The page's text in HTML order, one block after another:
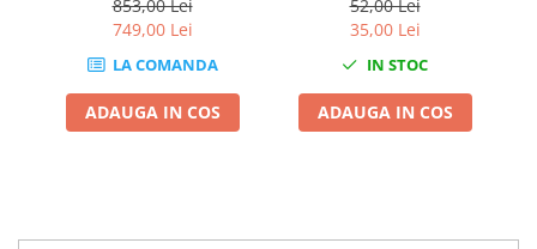
Chei Dinamometrice
Gresoare
Reparat Filete
Aspiratoare industriale
853,00 Lei
749,00 Lei
LA COMANDA
ADAUGA IN COS
52,00 Lei
35,00 Lei
IN STOC
ADAUGA IN COS